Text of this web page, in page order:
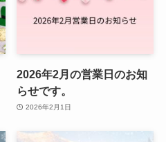
2026年2月の営業日のお知
らせです。
2026年2月1日